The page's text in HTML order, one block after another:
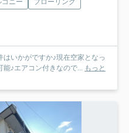
いかがですか♪現在空家となっ
♪エアコン付きなので...
もっと